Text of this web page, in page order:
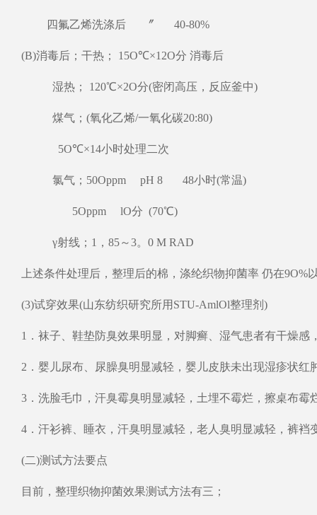
四氟乙烯洗涤后 〞 40-80%
(B)消毒后；干热； 15O℃×12O分 消毒后
湿热； 120℃×2O分(密闭高压，反应釜中)
煤气；(氧化乙烯/一氧化碳20:80)
5O℃×14小时处理二次
氯气；50Oppm pH 8 48小时(常温)
5Oppm lO分 (70℃)
γ射线；1，85～3。0 M RAD
上述条件处理后，整理后的棉，涤纶织物抑菌率 仍在9O%
(3)试穿效果(山东纺织研究所用STU-AmlOl整理剂)
1．袜子、鞋垫防臭效果明显，对脚癣、湿气患者有干燥感
2．婴儿尿布、尿臊臭明显减轻，婴儿皮肤未出现湿疹状红
3．洗脸毛巾，汗臭霉臭明显减轻，土埋不霉烂，擦桌布霉
4．汗衫裤、睡衣，汗臭明显减轻，老人臭明显减轻，裤裆
(二)测试方法要点
目前，整理织物抑菌效果测试方法有三；